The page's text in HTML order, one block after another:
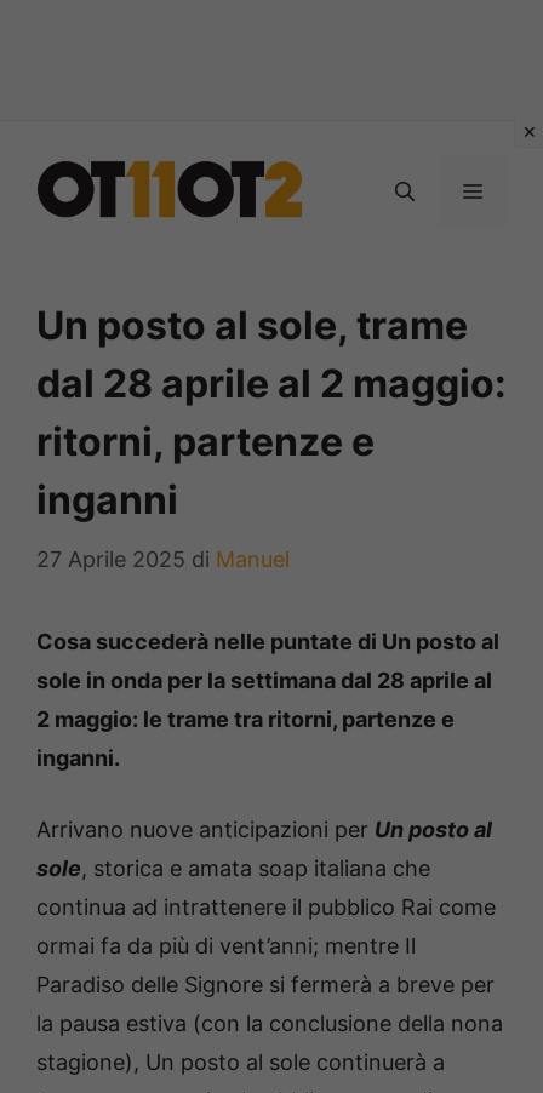
contenuto
MENU
Un posto al sole, trame
dal 28 aprile al 2 maggio:
ritorni, partenze e
inganni
27 Aprile 2025 di Manuel
Cosa succederà nelle puntate di Un posto al
sole in onda per la settimana dal 28 aprile al
2 maggio: le trame tra ritorni, partenze e
inganni.
Arrivano nuove anticipazioni per Un posto al
sole, storica e amata soap italiana che
continua ad intrattenere il pubblico Rai come
ormai fa da più di vent’anni; mentre Il
Paradiso delle Signore si fermerà a breve per
la pausa estiva (con la conclusione della nona
stagione), Un posto al sole continuerà a